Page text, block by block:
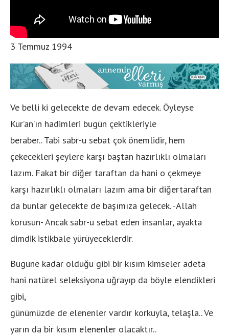
3 Temmuz 1994
Ve belli ki gelecekte de devam edecek. Öyleyse
Kur’an’ın hadimleri bugün çektikleriyle
beraber.. Tabi sabr-u sebat çok önemlidir, hem
çekecekleri şeylere karşı baştan hazırlıklı olmaları
lazım. Fakat bir diğer taraftan da hani o çekmeye
karşı hazırlıklı olmaları lazım ama bir diğertaraftan
da bunlar gelecekte de başımıza gelecek. -Allah
korusun- Ancak sabr-u sebat eden insanlar, ayakta
dimdik istikbale yürüyeceklerdir.
Bugüne kadar olduğu gibi bir kısım kimseler adeta
hani natürel seleksiyona uğrayıp da böyle elendikleri
gibi,
günümüzde de elenenler vardır korkuyla, telaşla.. Ve
yarın da bir kısım elenenler olacaktır..